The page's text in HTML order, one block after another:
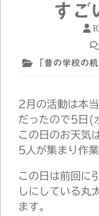
すご
「昔の学校の
2月の活動は本
だったので5日(
この日のお天気
5人が集まり作業
この日は前回に
しにしている丸
ます。